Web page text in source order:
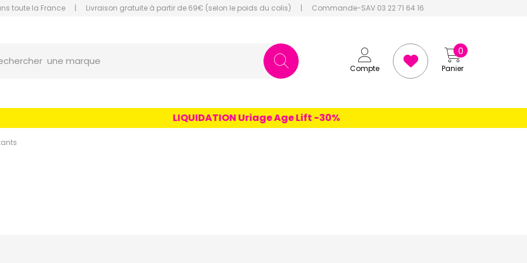
toute la France | Livraison gratuite à partir de 69€ (selon le poids du colis) | Commande-SAV 03 22 71 64 16
Compte Panier
0
un conseil
LIQUIDATION Uriage Age Lift -30%